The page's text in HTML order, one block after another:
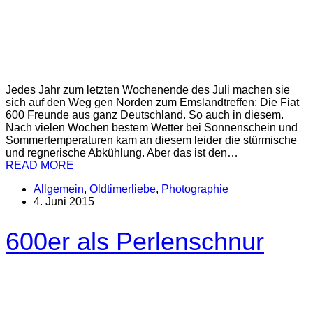
Jedes Jahr zum letzten Wochenende des Juli machen sie
sich auf den Weg gen Norden zum Emslandtreffen: Die Fiat
600 Freunde aus ganz Deutschland. So auch in diesem.
Nach vielen Wochen bestem Wetter bei Sonnenschein und
Sommertemperaturen kam an diesem leider die stürmische
und regnerische Abkühlung. Aber das ist den…
READ MORE
Allgemein, Oldtimerliebe, Photographie
4. Juni 2015
600er als Perlenschnur